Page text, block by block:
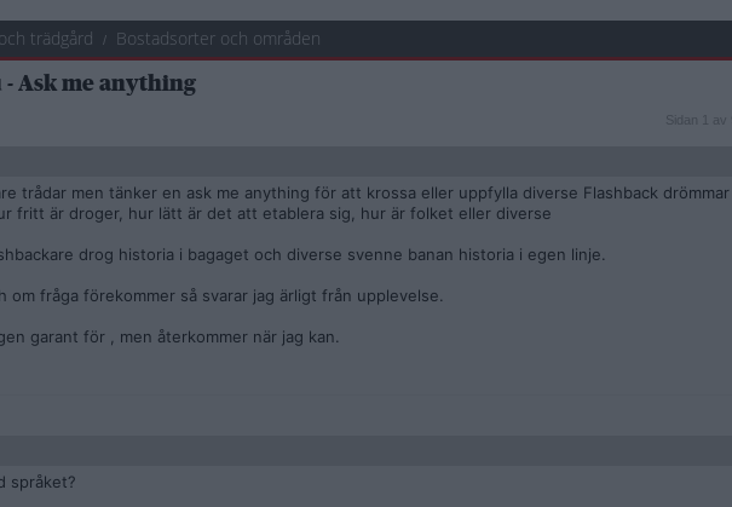
trädgård Bostadsorter och områden
Ask me anything
Sidan
Sidan 1 av 9
trådar men tänker en ask me anything för att krossa eller uppfylla diverse Flashback
fritt är droger, hur lätt är det att etablera sig, hur är folket eller diverse
drog historia i bagaget och diverse svenne banan historia i egen linje.
om fråga förekommer så svarar jag ärligt från upplevelse.
garant för , men återkommer när jag kan.
språket?